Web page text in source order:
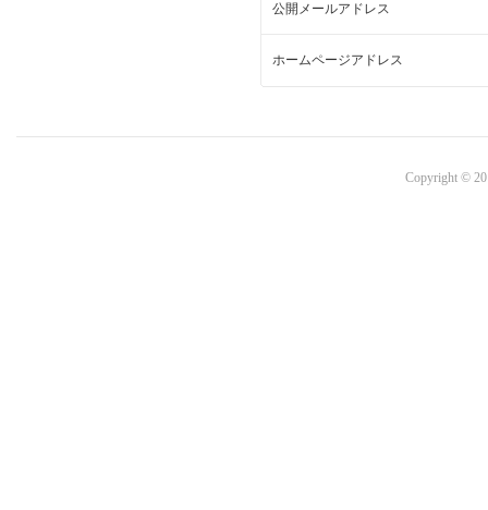
公開メールアドレス
ホームページアドレス
Copyright ©